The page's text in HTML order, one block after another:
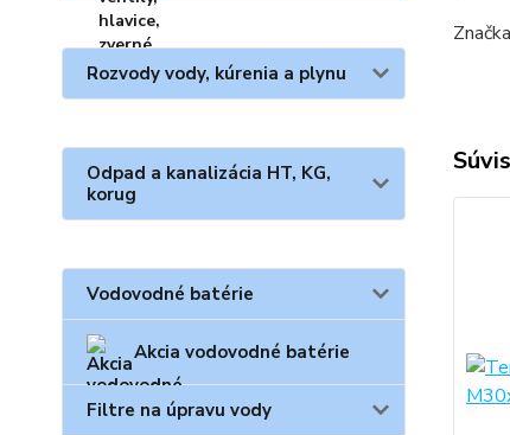
Rozvody vody, kúrenia a plynu
Odpad a kanalizácia HT, KG,
korug
Vodovodné batérie
Akcia vodovodné batérie
Filtre na úpravu vody